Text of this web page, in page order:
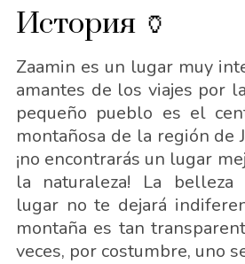
История 🏺
Zaamin es un lugar muy
amantes de los viajes por
pequeño pueblo es el
montañosa de la región de
¡no encontrarás un lugar
la naturaleza! La
lugar no te dejará
montaña es tan
veces, por costumbre, uno